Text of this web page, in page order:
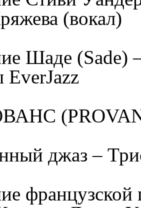
(вокал)
Шаде (Sade)
EverJazz
джаз –